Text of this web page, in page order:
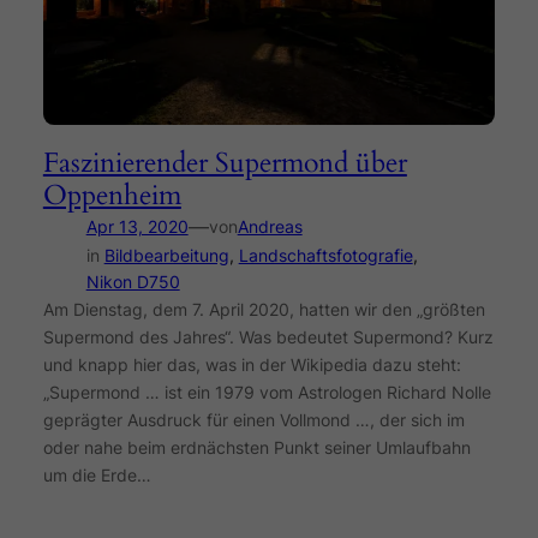
Faszinierender Supermond über
Oppenheim
Apr 13, 2020—vonAndreas
in Bildbearbeitung, Landschaftsfotografie
Nikon D750
Am Dienstag, dem 7. April 2020, hatten wir den „größten
Supermond des Jahres“. Was bedeutet Supermond? Kurz
und knapp hier das, was in der Wikipedia dazu steht:
„Supermond … ist ein 1979 vom Astrologen Richard Nolle
geprägter Ausdruck für einen Vollmond …, der sich im
oder nahe beim erdnächsten Punkt seiner Umlaufbahn
um die Erde…